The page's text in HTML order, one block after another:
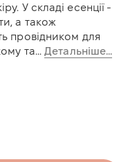
У складі есенції -
а також
провідником для
та...Детальніше...